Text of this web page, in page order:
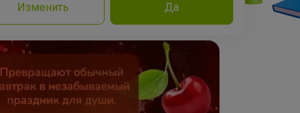
Изменить Да
Команда Эксперты